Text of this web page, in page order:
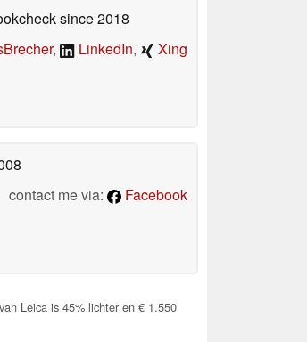
since 2018
, LinkedIn, Xing
contact me via:
Facebook
Leica is 45% lichter en € 1.550